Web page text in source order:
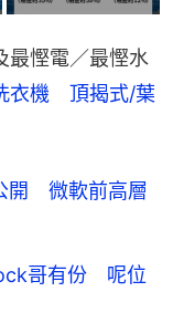
最慳電／最慳水
衣機　頂揭式/葉
開 微軟前高層
哥有份 呢位